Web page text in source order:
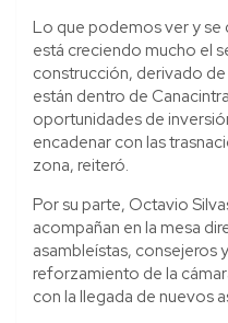
Lo que podemos ver y se
está creciendo mucho el
construcción, derivado
están dentro de
oportunidades de
encadenar con las
zona, reiteró.
Por su parte, Octavio
acompañan en la mesa
asambleístas, consejeros
reforzamiento de la
con la llegada de nuevos